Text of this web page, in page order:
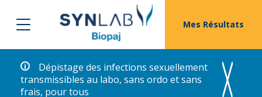
Mes Résultats
Dépistage des infections sexuellement
transmissibles au labo, sans ordo et sans
frais, pour tous